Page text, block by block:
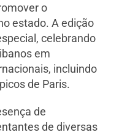
o
estado. A edição
celebrando
em
incluindo
de Paris.
de
de diversas